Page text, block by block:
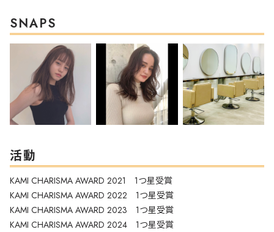
SNAPS
活動
KAMI CHARISMA AWARD 2021 1つ星受賞
KAMI CHARISMA AWARD 2022 1つ星受賞
KAMI CHARISMA AWARD 2023 1つ星受賞
KAMI CHARISMA AWARD 2024 1つ星受賞